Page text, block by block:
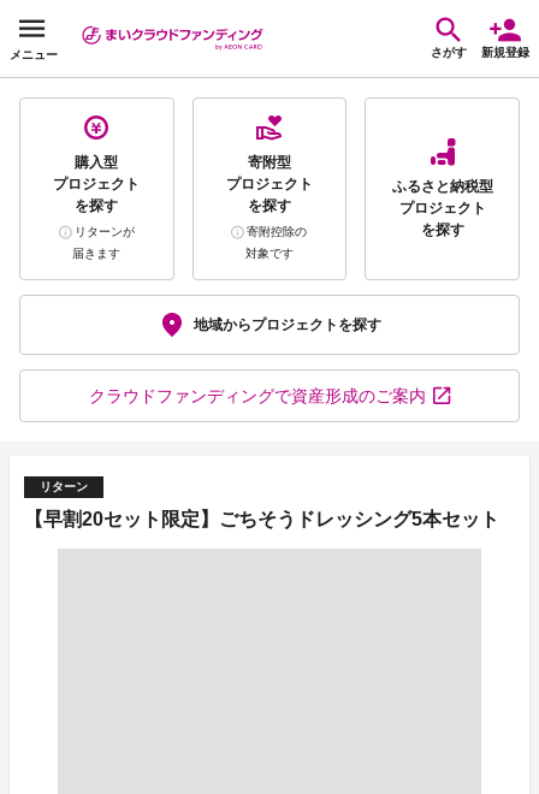
メニュー さがす 新規登録
購入型
プロジェクト
を探す
リターンが
届きます
寄附型
プロジェクト
を探す
寄附控除の
対象です
ふるさと納税型
プロジェクト
を探す
地域からプロジェクトを探す
クラウドファンディングで資産形成のご案内
リターン
【早割20セット限定】ごちそうドレッシング5本セット